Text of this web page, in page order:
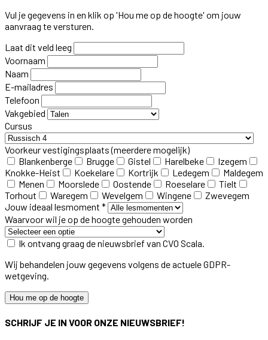
Vul je gegevens in en klik op 'Hou me op de hoogte' om jouw
aanvraag te versturen.
Laat dit veld leeg
Voornaam
Naam
E-mailadres
Telefoon
Vakgebied
Cursus
Voorkeur vestigingsplaats(meerdere mogelijk)
Blankenberge
Brugge Gistel Harelbeke
Izegem
Knokke-Heist
Koekelare Kortrijk Ledegem
Maldegem
Menen
Moorslede Oostende Roeselare
Tielt
Torhout
Waregem Wevelgem Wingene
Zwevegem
Jouw ideaal lesmoment *
Waarvoor wil je op de hoogte gehouden worden
Ik ontvang graag de nieuwsbrief van CVO Scala.
Wij behandelen jouw gegevens volgens de actuele GDPR-
wetgeving.
Hou me op de hoogte
SCHRIJF JE IN VOOR ONZE NIEUWSBRIEF!